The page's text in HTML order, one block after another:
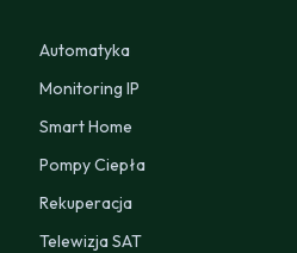
Automatyka
Monitoring IP
Smart Home
Pompy Ciepła
Rekuperacja
Telewizja SAT